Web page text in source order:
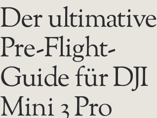
Der ultimative
Pre-Flight-
Guide für DJI
Mini 3 Pro